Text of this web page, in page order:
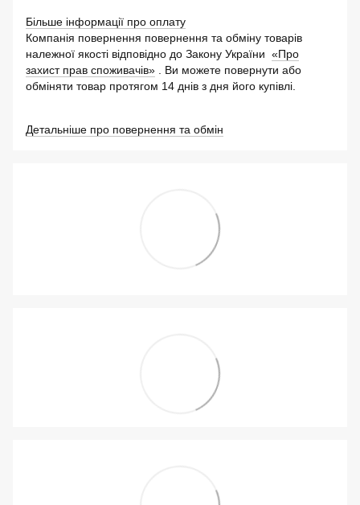
Більше інформації про оплату
Компанія повернення повернення та обміну товарів
належної якості відповідно до Закону України «Про
захист прав споживачів» . Ви можете повернути або
обміняти товар протягом 14 днів з дня його купівлі.
Детальніше про повернення та обмін